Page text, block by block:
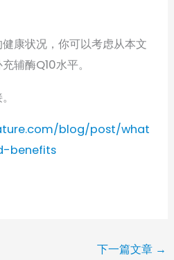
康状况，你可以考虑从本文
辅酶Q10水平。
blog/post/what
benefits
下一篇文章 →